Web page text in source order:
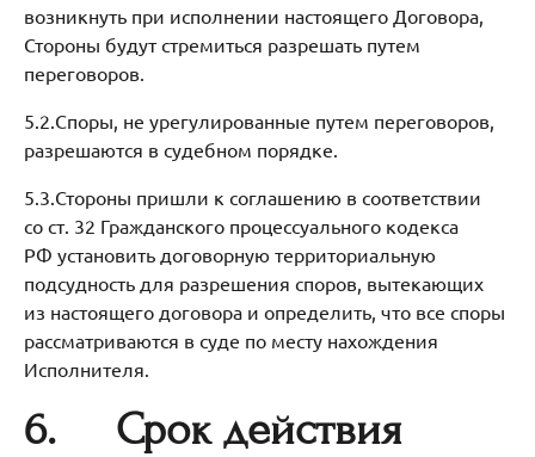
возникнуть при исполнении настоящего Договора,
Стороны будут стремиться разрешать путем
переговоров.
5.2.Споры, не урегулированные путем переговоров,
разрешаются в судебном порядке.
5.3.Стороны пришли к соглашению в соответствии
со ст. 32 Гражданского процессуального кодекса
РФ установить договорную территориальную
подсудность для разрешения споров, вытекающих
из настоящего договора и определить, что все споры
рассматриваются в суде по месту нахождения
Исполнителя.
6. Срок действия